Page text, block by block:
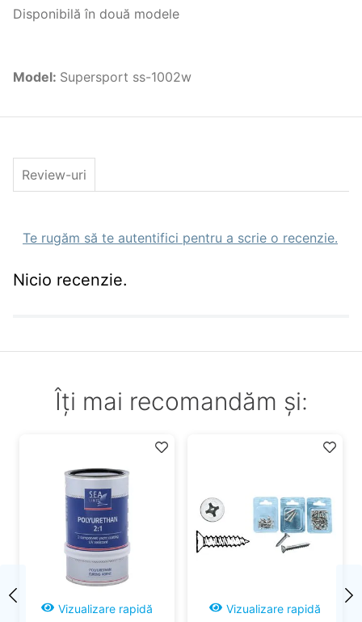
Disponibilă în două modele
Model: Supersport ss-1002w
Review-uri
Te rugăm să te autentifici pentru a scrie o recenzie.
Nicio recenzie.
Îți mai recomandăm și:
Vizualizare rapidă
Vizualizare rapidă